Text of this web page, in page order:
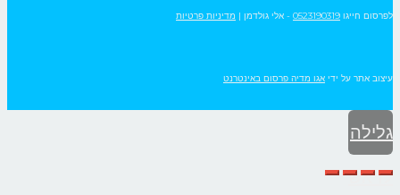
לפרסום חייגו 0523190319 - אלי גולדמן | מדיניות פרטיות
עיצוב אתר על ידי אגו מדיה פרסום באינטרנט
גלילה
לראש